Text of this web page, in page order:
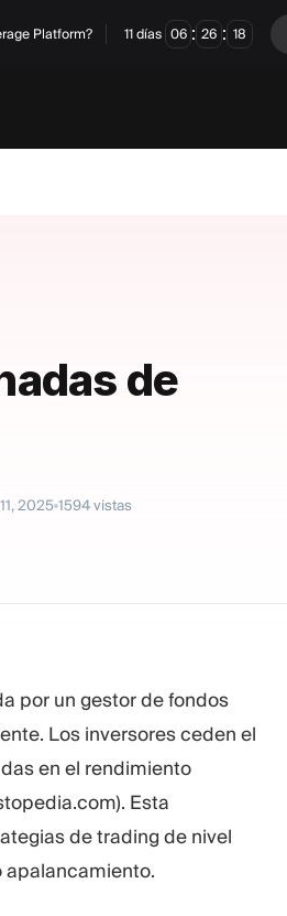
Platform? 11 días 06 : 26 : 17
de
2025 1594vistas
por un gestor de fondos
Los inversores ceden el
en el rendimiento
Esta
de trading de nivel
apalancamiento.